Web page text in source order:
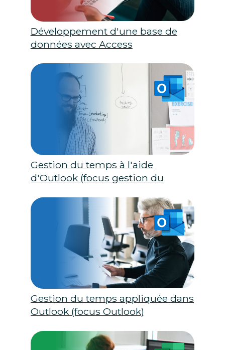
Développement d'une base de
données avec Access
Gestion du temps à l'aide
d'Outlook (focus gestion du
Gestion du temps appliquée dans
Outlook (focus Outlook)